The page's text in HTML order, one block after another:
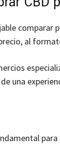
comparar
al
una